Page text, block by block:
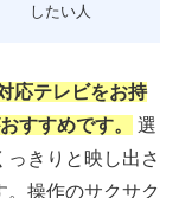
したい人
応テレビをお持
すすめです。
選
きりと映し出さ
操作のサクサク